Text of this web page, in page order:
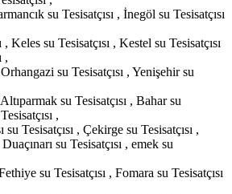
su Tesisatçısı , İnegöl su Tesisatçısı
Keles su Tesisatçısı , Kestel su Tesisatçısı
,
su Tesisatçısı , Yenişehir su
su Tesisatçısı , Bahar su
,
su Tesisatçısı , Çekirge su Tesisatçısı ,
su Tesisatçısı , emek su
su Tesisatçısı , Fomara su Tesisatçısı